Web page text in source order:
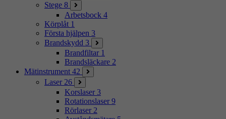
Stege 8
Arbetsbock 4
Körplåt 1
Första hjälpen 3
Brandskydd 3
Brandfiltar 1
Brandsläckare 2
Mätinstrument 42
Laser 26
Korslaser 3
Rotationslaser 9
Rörlaser 2